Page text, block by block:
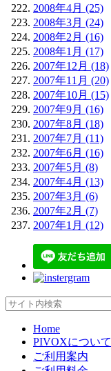
2008年4月 (25)
2008年3月 (24)
2008年2月 (16)
2008年1月 (17)
2007年12月 (18)
2007年11月 (20)
2007年10月 (15)
2007年9月 (16)
2007年8月 (18)
2007年7月 (11)
2007年6月 (16)
2007年5月 (8)
2007年4月 (13)
2007年3月 (6)
2007年2月 (7)
2007年1月 (12)
Home
PIVOXについて
ご利用案内